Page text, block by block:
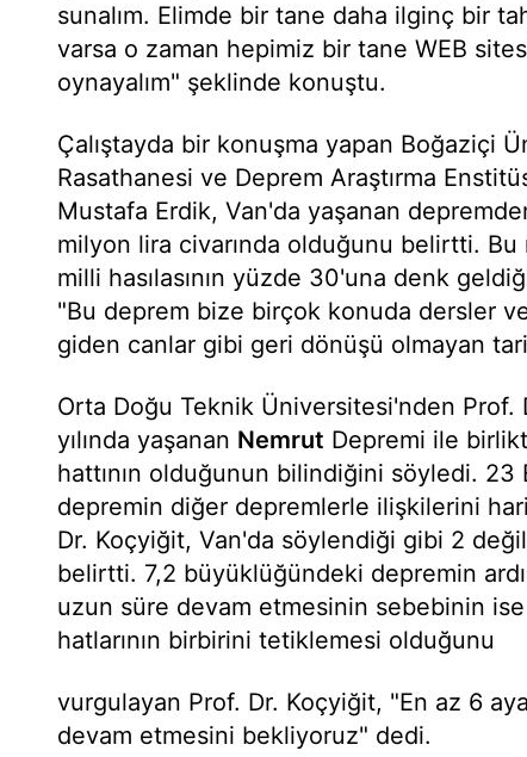
sunalım. Elimde bir tane daha ilginç bir
varsa o zaman hepimiz bir tane WEB
oynayalım" şeklinde konuştu.
Çalıştayda bir konuşma yapan Boğaziçi
Rasathanesi ve Deprem Araştırma
Mustafa Erdik, Van'da yaşanan
milyon lira civarında olduğunu belirtti. Bu
milli hasılasının yüzde 30'una denk
"Bu deprem bize birçok konuda dersler
giden canlar gibi geri dönüşü olmayan
Orta Doğu Teknik Üniversitesi'nden Prof.
yılında yaşanan Nemrut Depremi ile
hattının olduğunun bilindiğini söyledi. 23
depremin diğer depremlerle ilişkilerini
Dr. Koçyiğit, Van'da söylendiği gibi 2
belirtti. 7,2 büyüklüğündeki depremin
uzun süre devam etmesinin sebebinin
hatlarının birbirini tetiklemesi olduğunu
vurgulayan Prof. Dr. Koçyiğit, "En az 6
devam etmesini bekliyoruz" dedi.